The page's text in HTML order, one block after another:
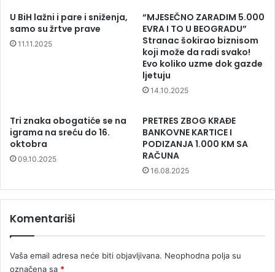
U BiH lažni i pare i sniženja,
samo su žrtve prave
11.11.2025
“MJESEČNO ZARADIM 5.000
EVRA I TO U BEOGRADU”
Stranac šokirao biznisom
koji može da radi svako!
Evo koliko uzme dok gazde
ljetuju
14.10.2025
Tri znaka obogatiće se na
igrama na sreću do 16.
oktobra
09.10.2025
PRETRES ZBOG KRAĐE
BANKOVNE KARTICE I
PODIZANJA 1.000 KM SA
RAČUNA
16.08.2025
Komentariši
Vaša email adresa neće biti objavljivana. Neophodna polja su
označena sa *